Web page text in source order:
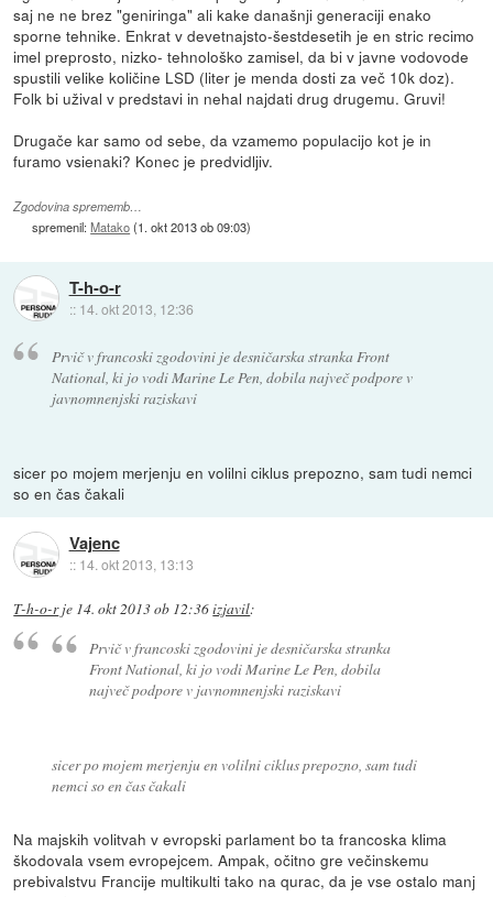
saj ne ne brez "geniringa" ali kake današnji generaciji enako
sporne tehnike. Enkrat v devetnajsto-šestdesetih je en stric recimo
imel preprosto, nizko- tehnološko zamisel, da bi v javne vodovode
spustili velike količine LSD (liter je menda dosti za več 10k doz).
Folk bi užival v predstavi in nehal najdati drug drugemu. Gruvi!
Drugače kar samo od sebe, da vzamemo populacijo kot je in
furamo vsienaki? Konec je predvidljiv.
Zgodovina sprememb…
spremenil:Matako(1. okt 2013 ob 09:03)
T-h-o-r
:: 14. okt 2013, 12:36
Prvič v francoski zgodovini je desničarska stranka Front
National, ki jo vodi Marine Le Pen, dobila največ podpore v
javnomnenjski raziskavi
sicer po mojem merjenju en volilni ciklus prepozno, sam tudi nemci
so en čas čakali
Vajenc
:: 14. okt 2013, 13:13
T-h-o-rje 14. okt 2013 ob 12:36izjavil:
Prvič v francoski zgodovini je desničarska stranka
Front National, ki jo vodi Marine Le Pen, dobila
največ podpore v javnomnenjski raziskavi
sicer po mojem merjenju en volilni ciklus prepozno, sam tudi
nemci so en čas čakali
Na majskih volitvah v evropski parlament bo ta francoska klima
škodovala vsem evropejcem. Ampak, očitno gre večinskemu
prebivalstvu Francije multikulti tako na qurac, da je vse ostalo manj